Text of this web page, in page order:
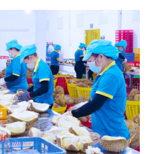
ngại chia sẻ kinh
mình cho những ai đam mê
mưa, làm gió” trong lĩnh vực
thế giới đã thay đổi, thị
sạch, minh bạch nguồn gốc,
biết cách làm để đáp ứng
khe của thị trường, của
nông dân phải thay đổi
để thích nghi và tạo ra
nông sản. Bình Phước hiện